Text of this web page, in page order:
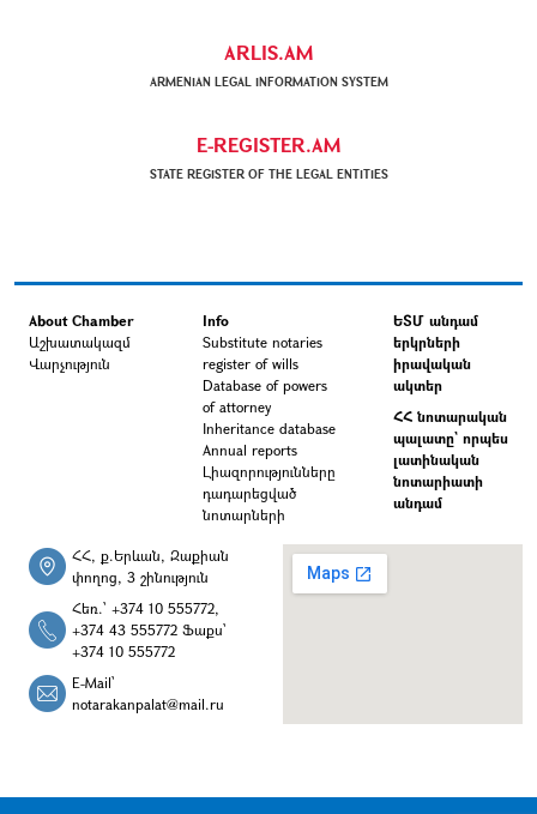
ARLIS.AM
ARMENIAN LEGAL INFORMATION SYSTEM
E-REGISTER.AM
STATE REGISTER OF THE LEGAL ENTITIES
About Chamber
Աշխատակազմ
Վարչություն
Info
Substitute notaries
register of wills
Database of powers
of attorney
Inheritance database
Annual reports
Լիազորությունները
դադարեցված
նոտարների
ԵՏՄ անդամ
երկրների
իրավական
ակտեր
ՀՀ նոտարական
պալատը` որպես
լատինական
նոտարիատի
անդամ
ՀՀ, ք.Երևան, Զաքիան
փողոց, 3 շինություն
Հեռ.՝ +374 10 555772,
+374 43 555772 Ֆաքս՝
+374 10 555772
E-Mail՝
notarakanpalat@mail.ru